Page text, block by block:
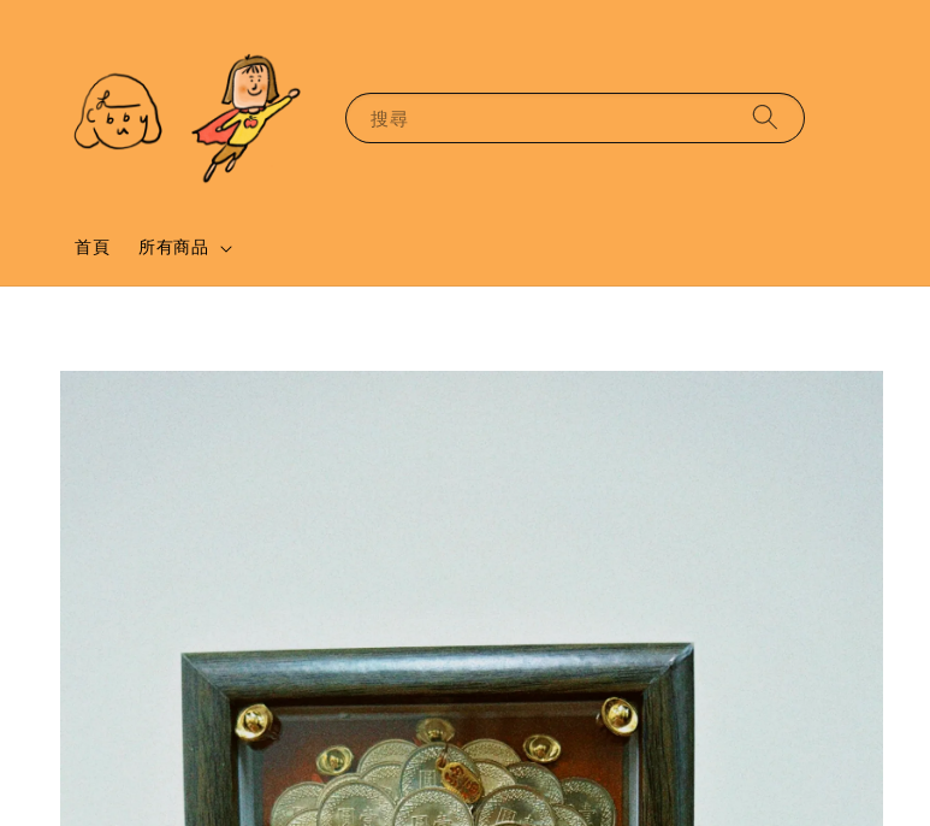
搜尋
首頁 所有商品